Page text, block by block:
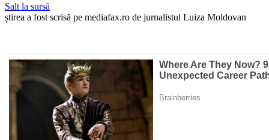
Salt la sursă
știrea a fost scrisă pe mediafax.ro de jurnalistul Luiza Moldovan